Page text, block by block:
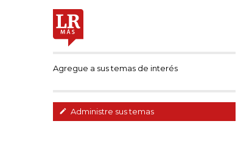
Agregue a sus temas de interés
Administre sus temas